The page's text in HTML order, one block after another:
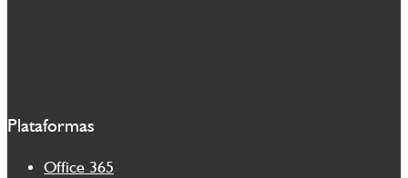
Plataformas
Office 365